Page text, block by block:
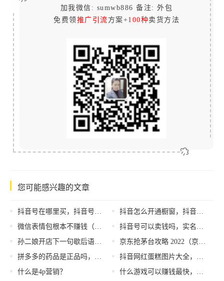
加我微信: sumwb886 备注: 外包
免费领 推广引流 方案+100种卖货方法
您可能感兴趣的文章
抖音号在哪里买，抖音号在哪里买卖？
微信表情包根本不赚钱（微信表情包可以赚钱吗）
孙二娘开店下一句歇后语是什么，孙二娘开店后一句歇后语？
拼多多的药品是正品吗，拼多多的药品是正品吗_？
什么是4p营销？
抖音怎么开通橱窗，抖音怎么开通橱窗带货？
抖音号可以卖钱吗，实名的抖音号可以卖钱吗？
京东抢茅台攻略 2022（京东抢茅台攻略 很遗憾没抢到）
抖音网红蛋糕图片大全，抖音网红蛋糕图片大全女孩？
什么游戏可以赚钱最快，什么游戏可以赚钱最快最多？